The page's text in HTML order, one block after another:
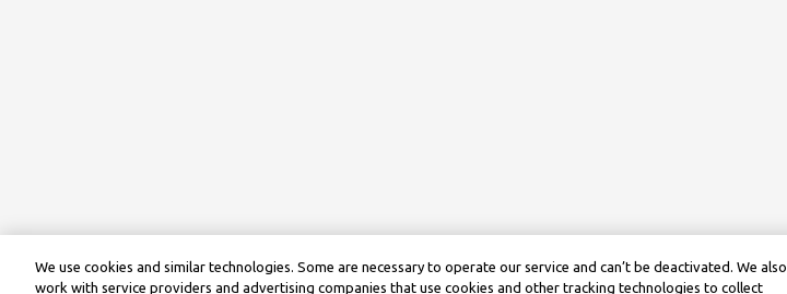
We use cookies and similar technologies. Some are necessary to operate our service and can’t be deactivated. We also
work with service providers and advertising companies that use cookies and other tracking technologies to collect